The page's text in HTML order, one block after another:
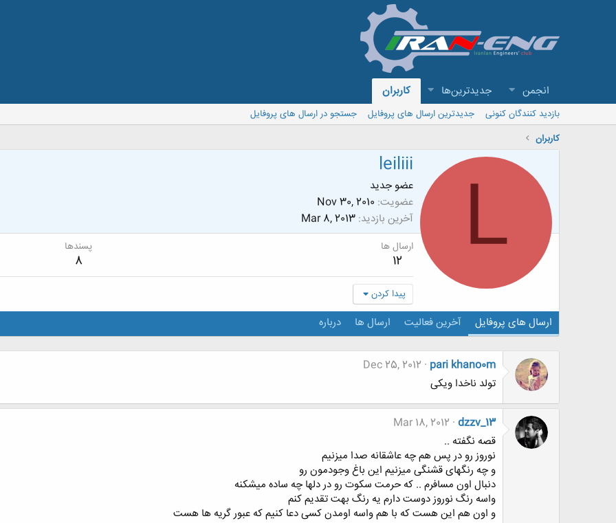
انجمن جدیدترین‌ها کاربران
بازدید کنندگان کنونی جدیدترین ارسال های پروفایل
جستجو در ارسال های پروفایل
کاربران
L
leiliii
عضو جدید
عضویت Nov 30, 2010
آخرین بازدید Mar 8, 2013
ارسال ها
12
پسندها
8
پیدا کردن
ارسال های پروفایل آخرین فعالیت ارسال ها درباره
pari khano0m
Dec 25, 2012
تولد ناخدا ویکی
dzzv_13
Mar 18, 2012
قصه نگفته ..
نوروز رو در پس هم چه عاشقانه صدا میزنیم
و چه رنگهای قشنگی میزنیم این باغ وجودمون رو
دنبال اون مسافرم .. که حرمت سکوت رو در دلها چه ساده میشکنه
واسه رنگ نوروز دوست دارم یه رنگ بهت تقدیم کنم
و اون هم این هست که با هم واسه اومدن کسی دعا کنیم که عبور گریه ها هست